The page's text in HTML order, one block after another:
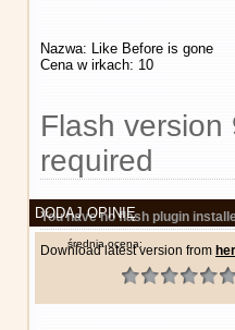
Nazwa: Like Before is gone
Cena w irkach: 10
Flash version
required
You have no flash plugin
Download latest version from
DODAJ OPINIĘ
średnia ocena: